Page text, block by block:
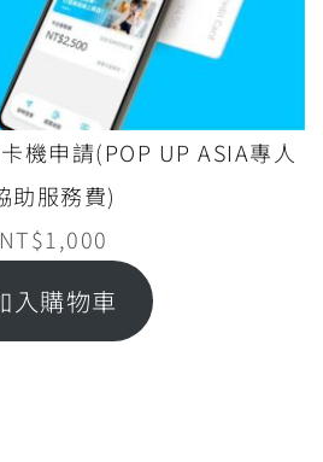
機申請(POP UP ASIA專人
助服務費)
NT$1,000
入購物車